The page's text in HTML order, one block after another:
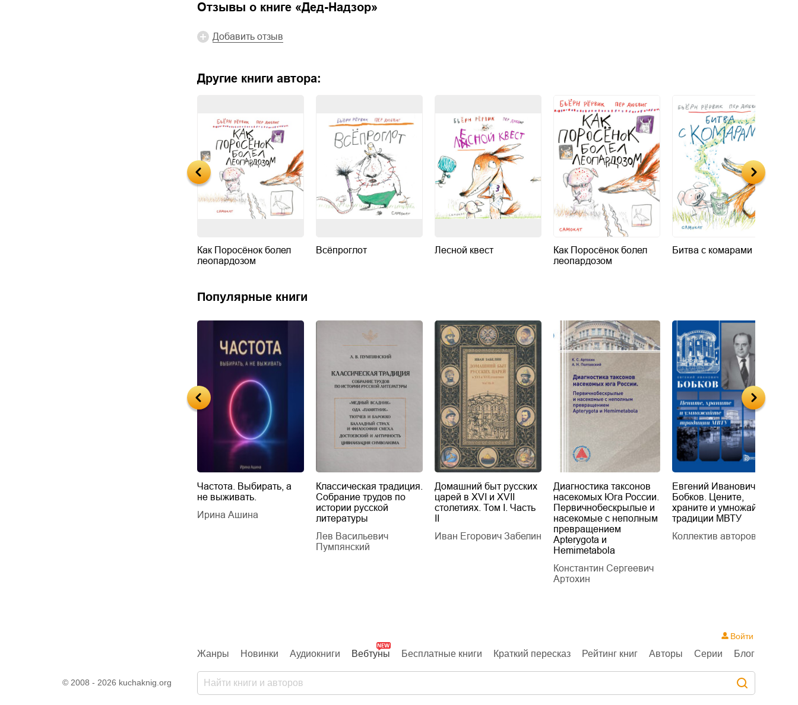
Отзывы о книге «Дед-Надзор»
Добавить отзыв
Другие книги автора:
Как Поросёнок болел
леопардозом
Всёпроглот Лесной квест
Как Поросёнок болел
леопардозом
Битва с комарами
Популярные книги
Частота. Выбирать, а
не выживать.
Ирина Ашина
Классическая традиция.
Собрание трудов по
истории русской
литературы
Лев Васильевич
Пумпянский
Домашний быт русских
царей в XVI и XVII
столетиях. Том I. Часть
Иван Егорович Забелин
Диагностика таксонов
насекомых Юга России.
Первичнобескрылые и
насекомые с неполным
превращением
Apterygota и
Hemimetabola
Константин Сергеевич
Артохин
Евгений Иванович
Бобков. Цените,
храните и умножайте
традиции МВТУ
Коллектив авторов
© 2008 - 2026 kuchaknig.org
Жанры Новинки Аудиокниги Вебтуны Бесплатные книги Краткий пересказ Рейтинг книг Авторы Серии Блог
Войти